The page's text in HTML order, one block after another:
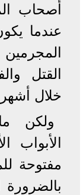
أصحاب
عندما
القتل
خلال
ولكن
الأبواب
مفتوحة
بالضرورة